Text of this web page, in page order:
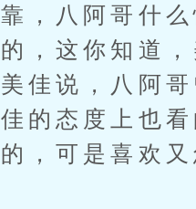
靠，八阿哥什
的，这你知道
美佳说，八阿
佳的态度上也
的，可是喜欢